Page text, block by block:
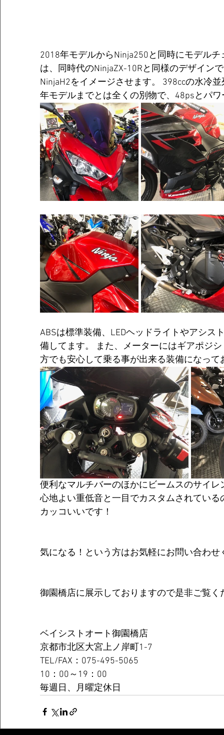
2018年モデルからNinja250と同時にモデル
は、同時代のNinjaZX-10Rと同様のデザイン
NinjaH2をイメージさせます。 398ccの水冷
年モデルまでとは全くの別物で、48psとパ
ABSは標準装備、LEDヘッドライトやアシス
備してます。 また、メーターにはギアポジ
方でも安心して乗る事が出来る装備になって
便利なマルチバーのほかにビームスのサイレ
心地よい重低音と一目でカスタムされてい
カッコいいです！
気になる！という方はお気軽にお問い合わ
御園橋店に展示しておりますので是非ご覧く
ベイシストオート御園橋店
京都市北区大宮上ノ岸町1-7
TEL/FAX：075-495-5065
10：00～19：00
毎週日、月曜定休日